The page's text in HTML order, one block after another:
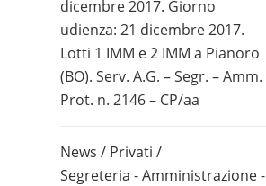
dicembre 2017. Giorno
udienza: 21 dicembre 2017.
Lotti 1 IMM e 2 IMM a Pianoro
(BO). Serv. A.G. – Segr. – Amm.
Prot. n. 2146 – CP/aa
News / Privati /
Segreteria - Amministrazione -